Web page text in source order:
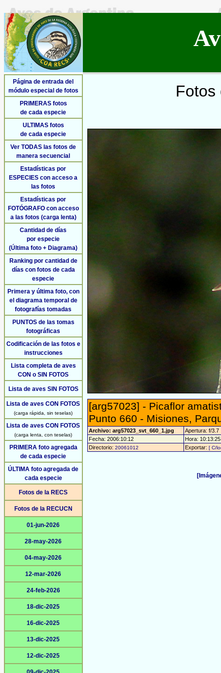
Página de entrada del
módulo especial de fotos
PRIMERAS fotos
de cada especie
ULTIMAS fotos
de cada especie
Ver TODAS las fotos de
manera secuencial
Estadísticas por
ESPECIES con acceso a
las fotos
Estadísticas por
FOTÓGRAFO con acceso
a las fotos (carga lenta)
Cantidad de días
por especie
(Última foto + Diagrama)
Ranking por cantidad de
días con fotos de cada
especie
Primera y última foto, con
el diagrama temporal de
fotografías tomadas
PUNTOS de las tomas
fotográficas
Codificación de las fotos e
instrucciones
Lista completa de aves
CON o SIN FOTOS
Lista de aves SIN FOTOS
Lista de aves CON FOTOS
(carga rápida, sin teselas)
Lista de aves CON FOTOS
(carga lenta, con teselas)
PRIMERA foto agregada
de cada especie
ÚLTIMA foto agregada de
cada especie
Fotos de la RECS
Fotos de la RECUCN
01-jun-2026
28-may-2026
04-may-2026
12-mar-2026
24-feb-2026
18-dic-2025
16-dic-2025
13-dic-2025
12-dic-2025
Fotos
[arg57023] - Picaflor
Punto 660 - Misiones,
Archivo: arg57023_svt_660_1.jpg
Apertura: f/3.7
Fecha: 2006:10:12
Hora:
Directorio: 20061012 Exportar: [ C/